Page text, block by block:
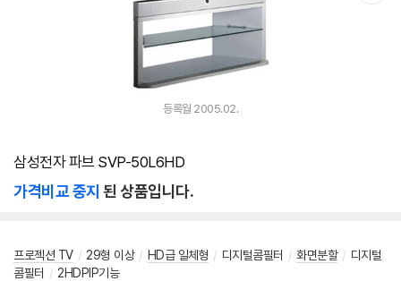
등록월 2005.02.
삼성전자 파브 SVP-50L6HD
가격비교 중지 된 상품입니다.
프로젝션 TV / 29형 이상 / HD급 일체형 / 디지털콤필터 / 화면분할 / 디지털
콤필터 / 2HDPIP기능